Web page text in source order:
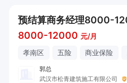
8000-12000 元/月
孝南区 五险 商业保险
郭总
武汉市松青建筑施工有限公司